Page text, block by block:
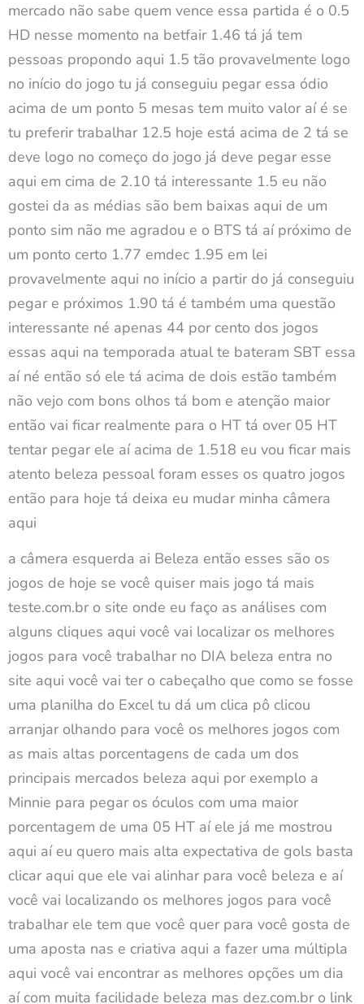
mercado não sabe quem vence essa partida é o 0.5
HD nesse momento na betfair 1.46 tá já tem
pessoas propondo aqui 1.5 tão provavelmente logo
no início do jogo tu já conseguiu pegar essa ódio
acima de um ponto 5 mesas tem muito valor aí é se
tu preferir trabalhar 12.5 hoje está acima de 2 tá se
deve logo no começo do jogo já deve pegar esse
aqui em cima de 2.10 tá interessante 1.5 eu não
gostei da as médias são bem baixas aqui de um
ponto sim não me agradou e o BTS tá aí próximo de
um ponto certo 1.77 emdec 1.95 em lei
provavelmente aqui no início a partir do já conseguiu
pegar e próximos 1.90 tá é também uma questão
interessante né apenas 44 por cento dos jogos
essas aqui na temporada atual te bateram SBT essa
aí né então só ele tá acima de dois estão também
não vejo com bons olhos tá bom e atenção maior
então vai ficar realmente para o HT tá over 05 HT
tentar pegar ele aí acima de 1.518 eu vou ficar mais
atento beleza pessoal foram esses os quatro jogos
então para hoje tá deixa eu mudar minha câmera
aqui
a câmera esquerda ai Beleza então esses são os
jogos de hoje se você quiser mais jogo tá mais
teste.com.br o site onde eu faço as análises com
alguns cliques aqui você vai localizar os melhores
jogos para você trabalhar no DIA beleza entra no
site aqui você vai ter o cabeçalho que como se fosse
uma planilha do Excel tu dá um clica pô clicou
arranjar olhando para você os melhores jogos com
as mais altas porcentagens de cada um dos
principais mercados beleza aqui por exemplo a
Minnie para pegar os óculos com uma maior
porcentagem de uma 05 HT aí ele já me mostrou
aqui aí eu quero mais alta expectativa de gols basta
clicar aqui que ele vai alinhar para você beleza e aí
você vai localizando os melhores jogos para você
trabalhar ele tem que você quer para você gosta de
uma aposta nas e criativa aqui a fazer uma múltipla
aqui você vai encontrar as melhores opções um dia
aí com muita facilidade beleza mas dez.com.br o link